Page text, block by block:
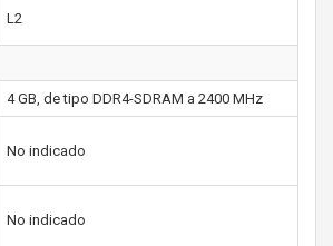
L2
4 GB, de tipo DDR4-SDRAM a 2400 MHz
No indicado
No indicado